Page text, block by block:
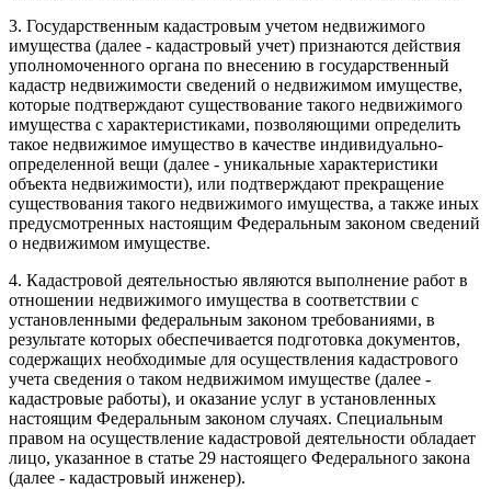
3. Государственным кадастровым учетом недвижимого
имущества (далее - кадастровый учет) признаются действия
уполномоченного органа по внесению в государственный
кадастр недвижимости сведений о недвижимом имуществе,
которые подтверждают существование такого недвижимого
имущества с характеристиками, позволяющими определить
такое недвижимое имущество в качестве индивидуально-
определенной вещи (далее - уникальные характеристики
объекта недвижимости), или подтверждают прекращение
существования такого недвижимого имущества, а также иных
предусмотренных настоящим Федеральным законом сведений
о недвижимом имуществе.
4. Кадастровой деятельностью являются выполнение работ в
отношении недвижимого имущества в соответствии с
установленными федеральным законом требованиями, в
результате которых обеспечивается подготовка документов,
содержащих необходимые для осуществления кадастрового
учета сведения о таком недвижимом имуществе (далее -
кадастровые работы), и оказание услуг в установленных
настоящим Федеральным законом случаях. Специальным
правом на осуществление кадастровой деятельности обладает
лицо, указанное в статье 29 настоящего Федерального закона
(далее - кадастровый инженер).